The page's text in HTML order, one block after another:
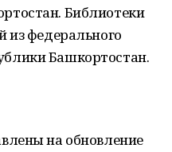
Библиотеки
из федерального
Башкортостан.
на обновление